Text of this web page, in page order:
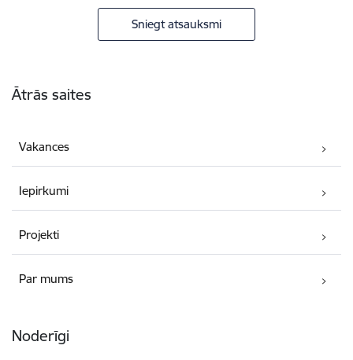
Sniegt atsauksmi
Ātrās saites
Vakances
Iepirkumi
Projekti
Par mums
Noderīgi